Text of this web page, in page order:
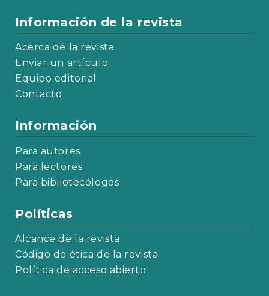
Información de la revista
Acerca de la revista
Enviar un artículo
Equipo editorial
Contacto
Información
Para autores
Para lectores
Para bibliotecólogos
Políticas
Alcance de la revista
Código de ética de la revista
Política de acceso abierto